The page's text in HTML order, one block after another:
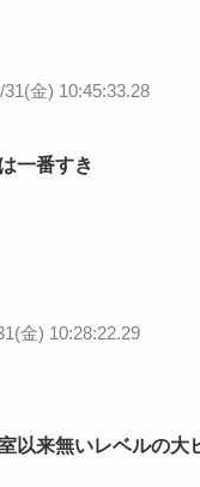
31(金) 10:45:33.28
一番すき
金) 10:28:22.29
以来無いレベルの大